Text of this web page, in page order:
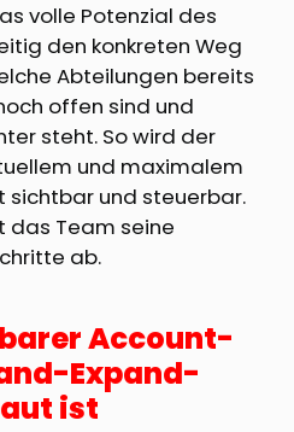
volle Potenzial des
den konkreten Weg
Abteilungen bereits
offen sind und
steht. So wird der
und maximalem
und steuerbar.
das Team seine
ab.
Account-
Expand-
ist